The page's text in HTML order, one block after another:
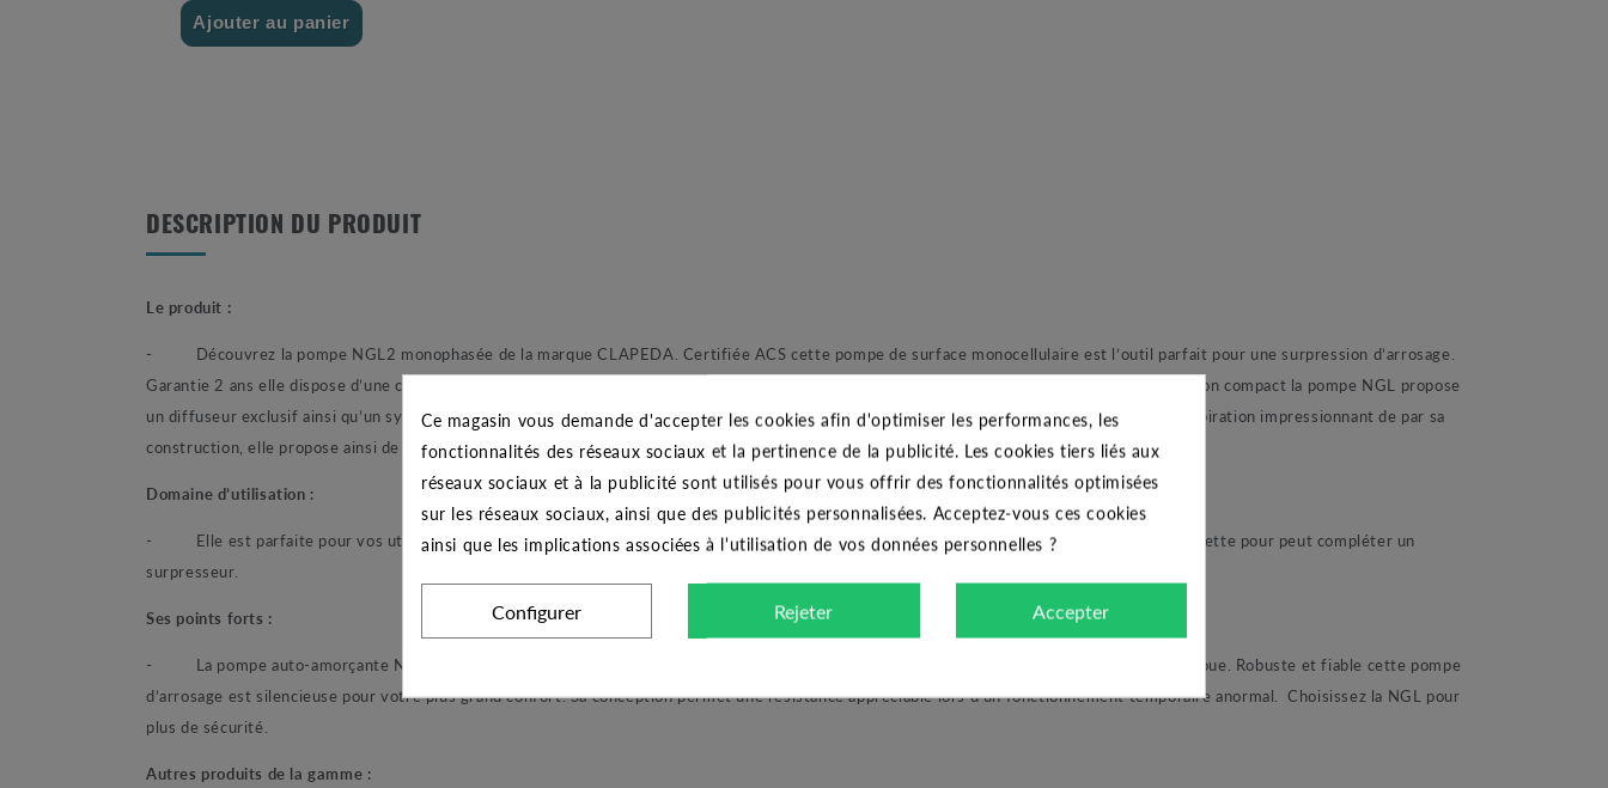
Ajouter au panier
DESCRIPTION DU PRODUIT
Le produit :
- Découvrez la pompe NGL2 monophasée de la marque CLAPEDA. Certifiée ACS cette pompe de surface monocellulaire est l’outil parfait pour une surpression d’arrosage.
Garantie 2 ans elle dispose d’une construction fonte et matériaux inoxydable pour une robustesse et fiabilité à toutes épreuves. De construction compact la pompe NGL propose
un diffuseur exclusif ainsi qu’un système venturi pour un amorçage sans effort. En effet, cette pompe auto-amorçante délivre un pouvoir d’aspiration impressionnant de par sa
construction, elle propose ainsi de nouvelles possibilités lors de hauteurs d’aspirations n’excèdent pas 9 mètres.
Domaine d’utilisation :
- Elle est parfaite pour vos utilisations d’arrosage ou de surpression d’habitation. Associé à un réservoir et un contacteur manométrique cette pour peut compléter un
surpresseur.
Ses points forts :
- La pompe auto-amorçante NGL de Calpeda permet un amorçage simple et rapide dans des conditions que d’autre pompe de surface échoue. Robuste et fiable cette pompe
d’arrosage est silencieuse pour votre plus grand confort. Sa conception permet une résistance appréciable lors d’un fonctionnement temporaire anormal. Choisissez la NGL pour
plus de sécurité.
Autres produits de la gamme :
Ce magasin vous demande d'accepter les cookies afin d'optimiser les performances, les
fonctionnalités des réseaux sociaux et la pertinence de la publicité. Les cookies tiers liés aux
réseaux sociaux et à la publicité sont utilisés pour vous offrir des fonctionnalités optimisées
sur les réseaux sociaux, ainsi que des publicités personnalisées. Acceptez-vous ces cookies
ainsi que les implications associées à l'utilisation de vos données personnelles ?
Configurer Rejeter Accepter